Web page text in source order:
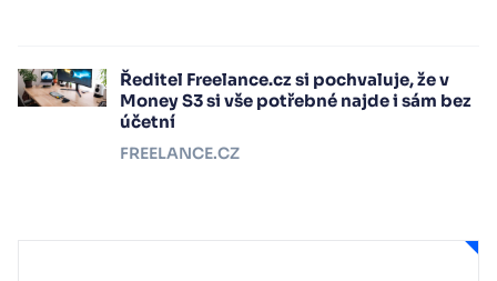
Ředitel Freelance.cz si pochvaluje, že v
Money S3 si vše potřebné najde i sám bez
účetní
FREELANCE.CZ